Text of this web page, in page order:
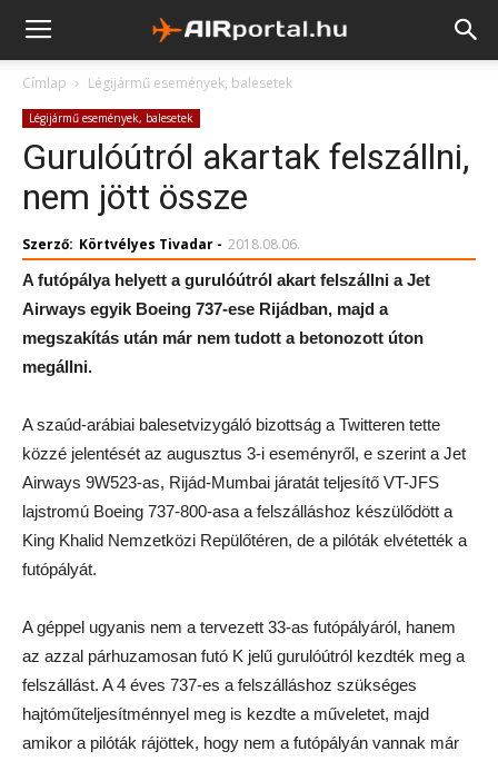
Címlap Légijármű események, balesetek
Légijármű események, balesetek
Gurulóútról akartak felszállni,
nem jött össze
Szerző: Körtvélyes Tivadar - 2018.08.06.
A futópálya helyett a gurulóútról akart felszállni a Jet
Airways egyik Boeing 737-ese Rijádban, majd a
megszakítás után már nem tudott a betonozott úton
megállni.
A szaúd-arábiai balesetvizygáló bizottság a Twitteren tette
közzé jelentését az augusztus 3-i eseményről, e szerint a Jet
Airways 9W523-as, Rijád-Mumbai járatát teljesítő VT-JFS
lajstromú Boeing 737-800-asa a felszálláshoz készülődött a
King Khalid Nemzetközi Repülőtéren, de a pilóták elvétették a
futópályát.
A géppel ugyanis nem a tervezett 33-as futópályáról, hanem
az azzal párhuzamosan futó K jelű gurulóútról kezdték meg a
felszállást. A 4 éves 737-es a felszálláshoz szükséges
hajtóműteljesítménnyel meg is kezdte a műveletet, majd
amikor a pilóták rájöttek, hogy nem a futópályán vannak már